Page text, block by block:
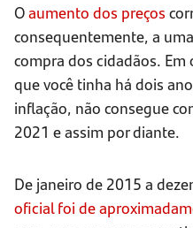
Oaumento dos preços
consequentemente, a
compra dos cidadãos.
que você tinha há dois
inflação, não consegue
2021 e assim por diante.
De janeiro de 2015 a
oficial foi de